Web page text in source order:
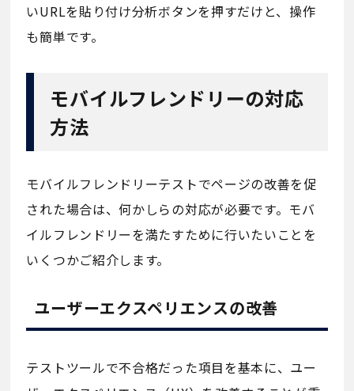
いURLを貼り付け分析ボタンを押すだけと、操作
も簡単です。
モバイルフレンドリーの対応
方法
モバイルフレンドリーテストでページの改善を促
された場合は、何かしらの対応が必要です。モバ
イルフレンドリーを満たすために行いたいことを
いくつかご紹介します。
ユーザーエクスペリエンスの改善
テストツールで不合格だった項目を基本に、ユー